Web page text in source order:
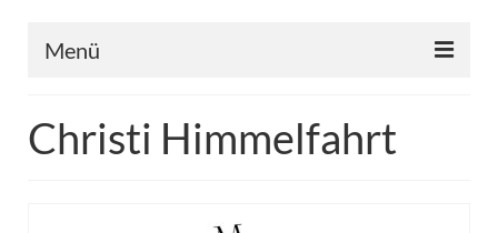
Menü
Veröffentlichungen
Christi Himmelfahrt